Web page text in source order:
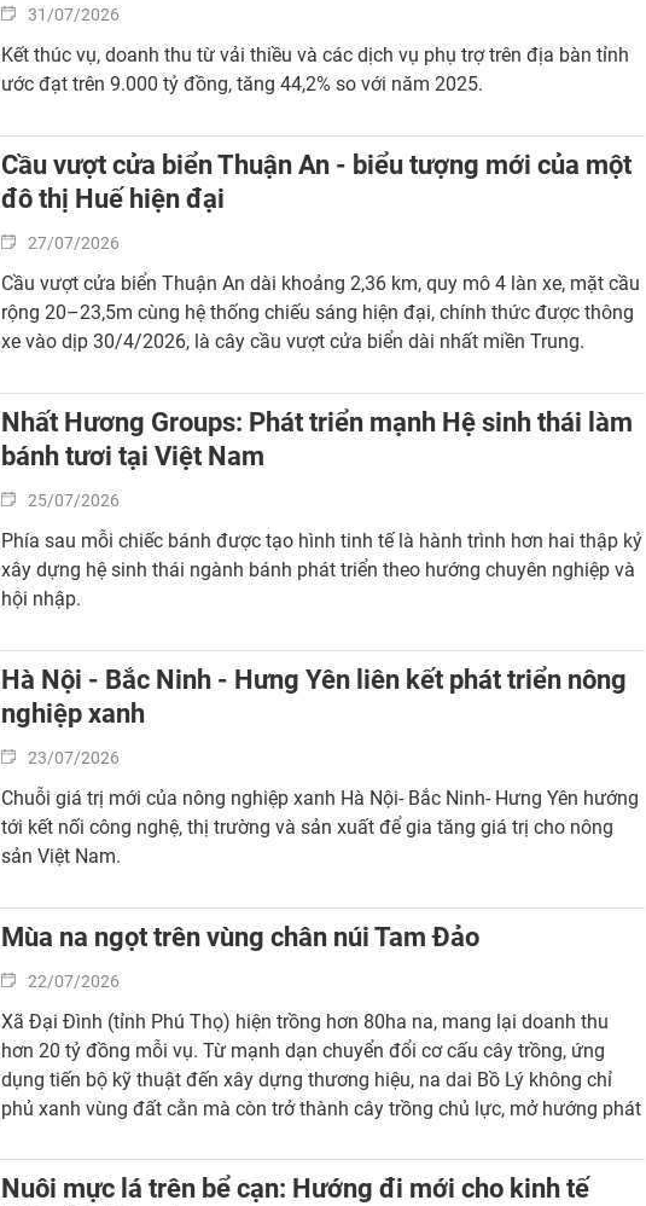
31/07/2026
Kết thúc vụ, doanh thu từ vải thiều và các dịch vụ phụ trợ trên địa bàn tỉnh
ước đạt trên 9.000 tỷ đồng, tăng 44,2% so với năm 2025.
Cầu vượt cửa biển Thuận An - biểu tượng mới của một
đô thị Huế hiện đại
27/07/2026
Cầu vượt cửa biển Thuận An dài khoảng 2,36 km, quy mô 4 làn xe, mặt cầu
rộng 20–23,5m cùng hệ thống chiếu sáng hiện đại, chính thức được thông
xe vào dịp 30/4/2026, là cây cầu vượt cửa biển dài nhất miền Trung.
Nhất Hương Groups: Phát triển mạnh Hệ sinh thái làm
bánh tươi tại Việt Nam
25/07/2026
Phía sau mỗi chiếc bánh được tạo hình tinh tế là hành trình hơn hai thập kỷ
xây dựng hệ sinh thái ngành bánh phát triển theo hướng chuyên nghiệp và
hội nhập.
Hà Nội - Bắc Ninh - Hưng Yên liên kết phát triển nông
nghiệp xanh
23/07/2026
Chuỗi giá trị mới của nông nghiệp xanh Hà Nội- Bắc Ninh- Hưng Yên hướng
tới kết nối công nghệ, thị trường và sản xuất để gia tăng giá trị cho nông
sản Việt Nam.
Mùa na ngọt trên vùng chân núi Tam Đảo
22/07/2026
Xã Đại Đình (tỉnh Phú Thọ) hiện trồng hơn 80ha na, mang lại doanh thu
hơn 20 tỷ đồng mỗi vụ. Từ mạnh dạn chuyển đổi cơ cấu cây trồng, ứng
dụng tiến bộ kỹ thuật đến xây dựng thương hiệu, na dai Bồ Lý không chỉ
phủ xanh vùng đất cằn mà còn trở thành cây trồng chủ lực, mở hướng phát
Nuôi mực lá trên bể cạn: Hướng đi mới cho kinh tế